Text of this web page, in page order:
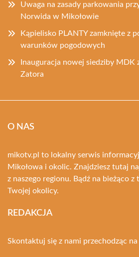
Uwaga na zasady parkowania
Norwida w Mikołowie
Kąpielisko PLANTY zamknięte z
warunków pogodowych
Inauguracja nowej siedziby MDK
Zatora
O NAS
mikotv.pl to lokalny serwis
Mikołowa i okolic. Znajdziesz tutaj
z naszego regionu. Bądź na bieżąco z
Twojej okolicy.
REDAKCJA
Skontaktuj się z nami przechodząc